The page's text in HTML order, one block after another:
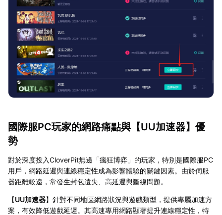
國際服PC玩家的網路痛點與【UU加速器】優
勢
對於深度投入CloverPit無邊「瘋狂博弈」的玩家，特別是國際服PC
用戶，網路延遲與連線穩定性成為影響體驗的關鍵因素。由於伺服
器距離較遠，常發生封包遺失、高延遲與斷線問題。
【UU加速器】針對不同地區網路狀況與遊戲類型，提供專屬加速方
案，有效降低遊戲延遲。其高速專用網路顯著提升連線穩定性，特